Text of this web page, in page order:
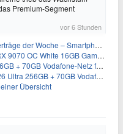
Premium-Segment
vor 6 Stunden
– Smartphone-Tarife & SIM-Only im Überblick
White 16GB Gaming-Grafikkarte für 579€
Netz für 34,99€/Monat (effektiv 6,41€/Monat)
Vodafone-Netz für 34,99€/Monat (effektiv 4,74€/Monat)
Übersicht